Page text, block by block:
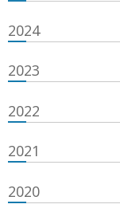
2024
2023
2022
2021
2020